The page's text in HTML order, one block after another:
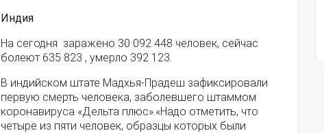
Индия
На сегодня заражено 30 092 448 человек, сейчас
болеют 635 823 , умерло 392 123.
В индийском штате Мадхья-Прадеш зафиксировали
первую смерть человека, заболевшего штаммом
коронавируса «Дельта плюс».«Надо отметить, что
четыре из пяти человек, образцы которых были